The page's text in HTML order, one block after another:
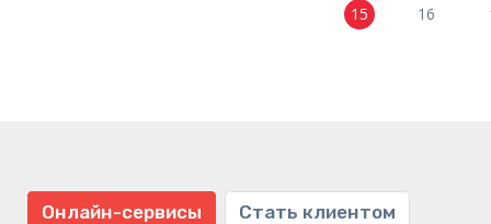
15 16
Онлайн-сервисы Стать клиентом